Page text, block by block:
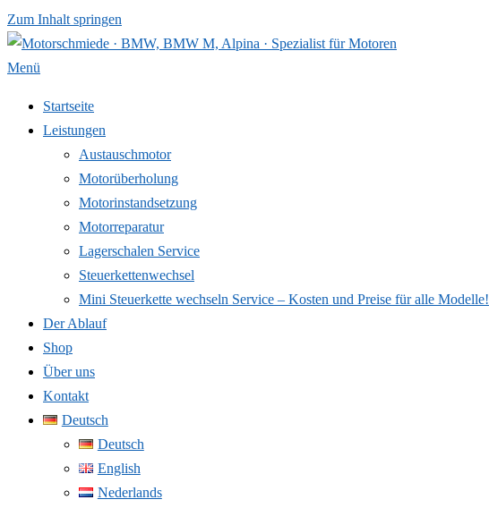
Zum Inhalt springen
Menü
Startseite
Leistungen
Austauschmotor
Motorüberholung
Motorinstandsetzung
Motorreparatur
Lagerschalen Service
Steuerkettenwechsel
Mini Steuer­kette wechseln Service – Kosten und Preise für alle Modelle!
Der Ablauf
Shop
Über uns
Kontakt
Deutsch
Deutsch
English
Nederlands